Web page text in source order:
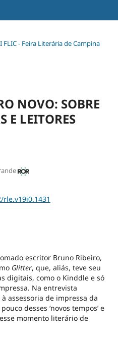
FLIC - Feira Literária de Campina
NOVO: SOBRE
E LEITORES
escritor Bruno Ribeiro,
Glitter, que, aliás, teve seu
digitais, como o Kinddle e só
Na entrevista
assessoria de impressa da
desses ‘novos tempos’ e
momento literário de